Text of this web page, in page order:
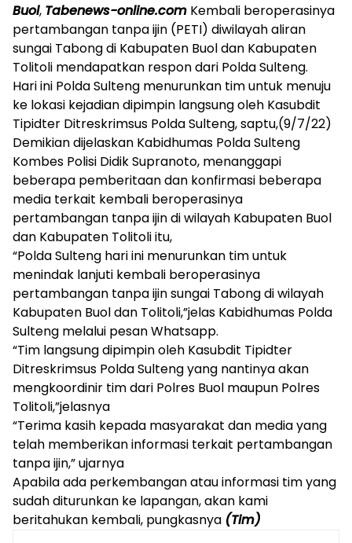
Buol, Tabenews-online.com Kembali beroperasinya
pertambangan tanpa ijin (PETI) diwilayah aliran
sungai Tabong di Kabupaten Buol dan Kabupaten
Tolitoli mendapatkan respon dari Polda Sulteng.
Hari ini Polda Sulteng menurunkan tim untuk menuju
ke lokasi kejadian dipimpin langsung oleh Kasubdit
Tipidter Ditreskrimsus Polda Sulteng, saptu,(9/7/22)
Demikian dijelaskan Kabidhumas Polda Sulteng
Kombes Polisi Didik Supranoto, menanggapi
beberapa pemberitaan dan konfirmasi beberapa
media terkait kembali beroperasinya
pertambangan tanpa ijin di wilayah Kabupaten Buol
dan Kabupaten Tolitoli itu,
“Polda Sulteng hari ini menurunkan tim untuk
menindak lanjuti kembali beroperasinya
pertambangan tanpa ijin sungai Tabong di wilayah
Kabupaten Buol dan Tolitoli,”jelas Kabidhumas Polda
Sulteng melalui pesan Whatsapp.
“Tim langsung dipimpin oleh Kasubdit Tipidter
Ditreskrimsus Polda Sulteng yang nantinya akan
mengkoordinir tim dari Polres Buol maupun Polres
Tolitoli,”jelasnya
“Terima kasih kepada masyarakat dan media yang
telah memberikan informasi terkait pertambangan
tanpa ijin,” ujarnya
Apabila ada perkembangan atau informasi tim yang
sudah diturunkan ke lapangan, akan kami
beritahukan kembali, pungkasnya (Tim)